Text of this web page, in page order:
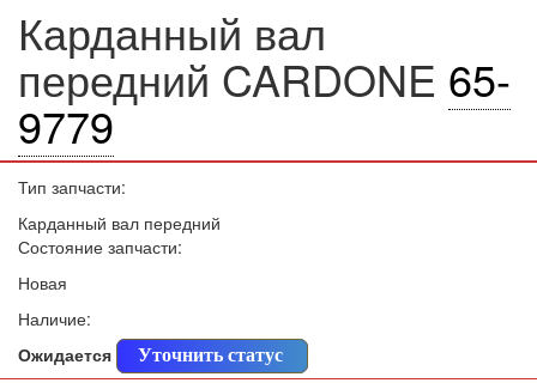
Карданный вал
передний CARDONE 65-
9779
Тип запчасти:
Карданный вал передний
Состояние запчасти:
Новая
Наличие:
Ожидается
Уточнить статус